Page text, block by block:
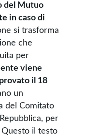
del Mutuo
in caso di
si trasforma
che
per
viene
il 18
un
del Comitato
per
Questo il testo